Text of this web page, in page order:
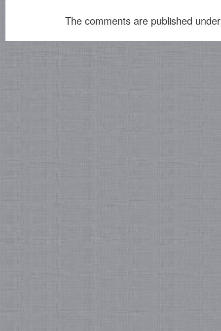
The comments are published